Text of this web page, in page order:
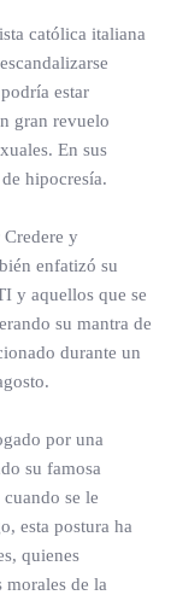
católica italiana
estar
gran revuelo
En sus
hipocresía.
Credere y
enfatizó su
y aquellos que se
su mantra de
durante un
por una
su famosa
se le
esta postura ha
quienes
morales de la